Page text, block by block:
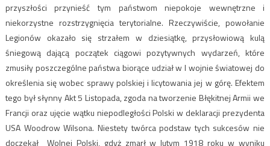
przyszłości przynieść tym państwom niepokoje wewnętrzne i
niekorzystne rozstrzygnięcia terytorialne. Rzeczywiście, powołanie
Legionów okazało się strzałem w dziesiątkę, przysłowiową kulą
śniegową dającą początek ciągowi pozytywnych wydarzeń, które
zmusiły poszczególne państwa biorące udział w I wojnie światowej do
określenia się wobec sprawy polskiej i licytowania jej w górę. Efektem
tego był słynny Akt 5 Listopada, zgoda na tworzenie Błękitnej Armii we
Francji oraz ujęcie wątku niepodległości Polski w deklaracji prezydenta
USA Woodrow Wilsona. Niestety twórca podstaw tych sukcesów nie
doczekał Wolnej Polski, gdyż zmarł w lutym 1918 roku w wyniku